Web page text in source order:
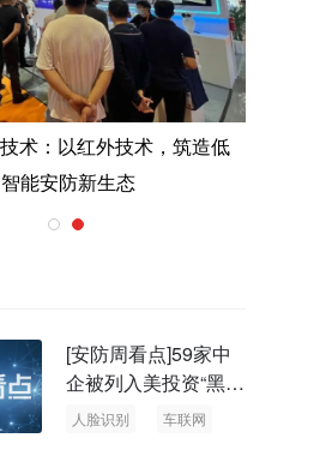
术：以红外技术，筑造低
能安防新生态
[安防周看点]59家中
企被列入美投资“黑名
单” 中国信通院启动
人脸识别 车联网